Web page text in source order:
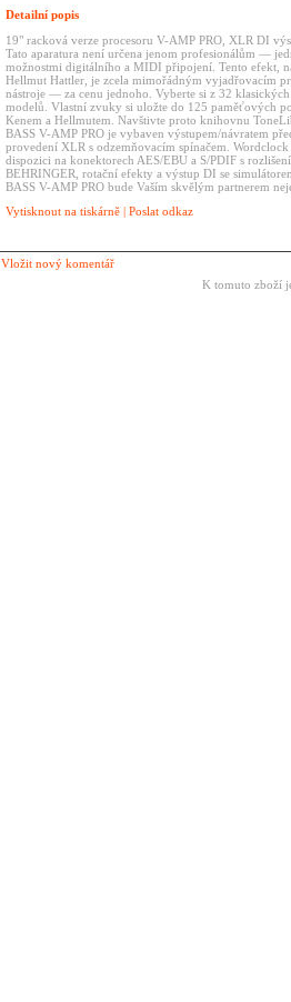
Detailní popis
19" racková verze procesoru V-AMP PRO, XLR DI
Tato aparatura není určena jenom profesionálům —
možnostmi digitálního a MIDI připojení. Tento efekt,
Hellmut Hattler, je zcela mimořádným vyjadřovacím
nástroje — za cenu jednoho. Vyberte si z 32
modelů. Vlastní zvuky si uložte do 125 paměťových
Kenem a Hellmutem. Navštivte proto knihovnu
BASS V-AMP PRO je vybaven výstupem/návratem
provedení XLR s odzemňovacím spínačem.
dispozici na konektorech AES/EBU a S/PDIF s
BEHRINGER, rotační efekty a výstup DI se
BASS V-AMP PRO bude Vaším skvělým partnerem
Vytisknout na tiskárně | Poslat odkaz
Vložit nový komentář
K tomuto zboží